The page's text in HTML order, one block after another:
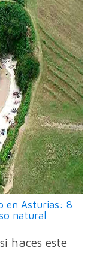
en Asturias: 8
natural
haces este